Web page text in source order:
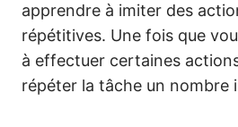
apprendre à imiter des
répétitives. Une fois que
à effectuer certaines
répéter la tâche un nombre